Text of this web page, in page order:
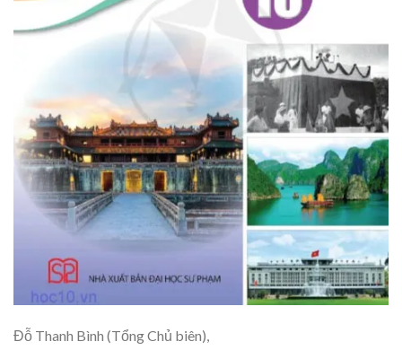
Đỗ Thanh Bình (Tổng Chủ biên),